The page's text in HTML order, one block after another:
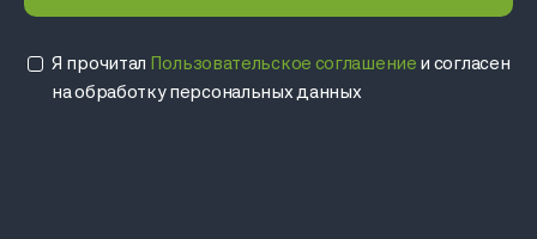
Я прочитал Пользовательское соглашение и согласен
на обработку персональных данных